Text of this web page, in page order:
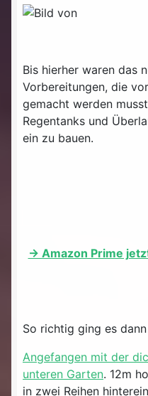
Bis hierher waren das
Vorbereitungen, die
gemacht werden
Regentanks und
ein zu bauen.
-> Amazon Prime
So richtig ging es
Angefangen mit der
unteren Garten. 12m
in zwei Reihen